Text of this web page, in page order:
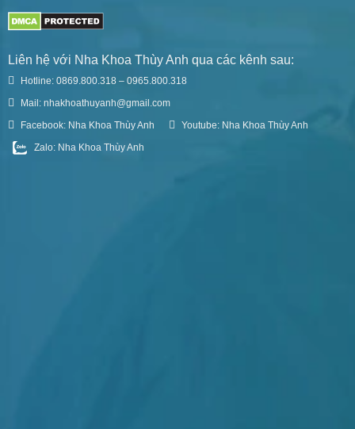
Liên hệ với Nha Khoa Thùy Anh qua các kênh sau:
Hotline: 0869.800.318 – 0965.800.318
Mail: nhakhoathuyanh@gmail.com
Facebook: Nha Khoa Thùy Anh
Youtube: Nha Khoa Thùy Anh
Zalo: Nha Khoa Thùy Anh